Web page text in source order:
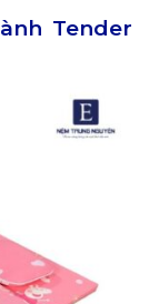
Tender